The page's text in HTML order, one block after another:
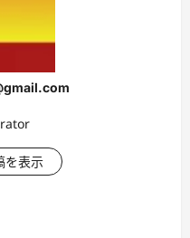
を表示